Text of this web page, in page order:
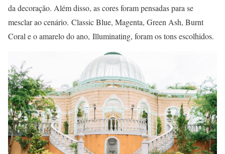
da decoração. Além disso, as cores foram pensadas para se
mesclar ao cenário. Classic Blue, Magenta, Green Ash, Burnt
Coral e o amarelo do ano, Illuminating, foram os tons escolhidos.